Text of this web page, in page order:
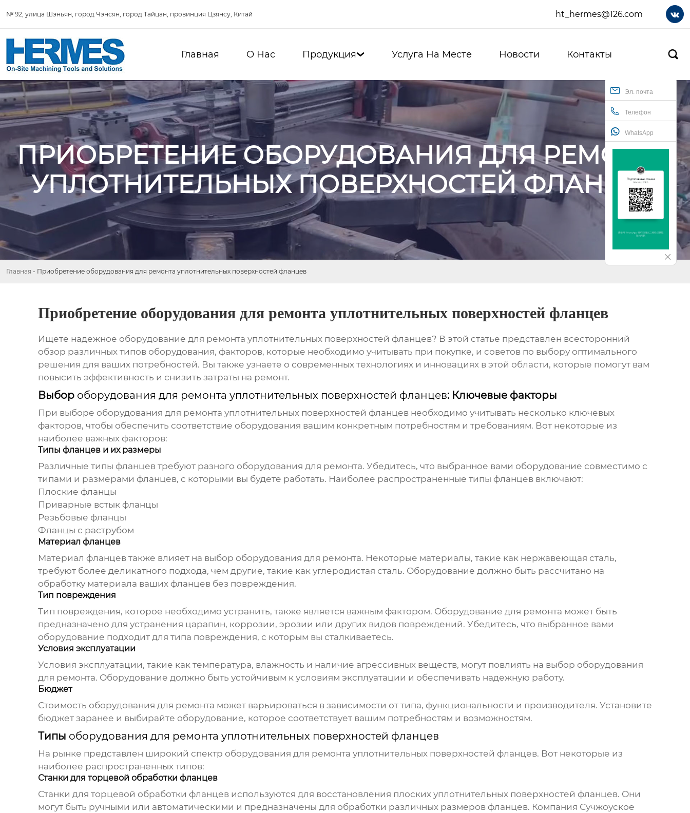
№ 92, улица Шэньян, город Чэнсян, город Тайцан, провинция Цзянсу, Китай ht_hermes@126.com 
Главная О Нас Продукция Услуга На Месте Новости Контакты 
Эл. почта
Телефон
WhatsApp
ПРИОБРЕТЕНИЕ ОБОРУДОВАНИЯ ДЛЯ РЕМОНТА
УПЛОТНИТЕЛЬНЫХ ПОВЕРХНОСТЕЙ ФЛАНЦЕВ
Главная - Приобретение оборудования для ремонта уплотнительных поверхностей фланцев
Приобретение оборудования для ремонта уплотнительных поверхностей фланцев
Ищете надежное оборудование для ремонта уплотнительных поверхностей фланцев? В этой статье представлен всесторонний
обзор различных типов оборудования, факторов, которые необходимо учитывать при покупке, и советов по выбору оптимального
решения для ваших потребностей. Вы также узнаете о современных технологиях и инновациях в этой области, которые помогут вам
повысить эффективность и снизить затраты на ремонт.
Выбор оборудования для ремонта уплотнительных поверхностей фланцев: Ключевые факторы
При выборе оборудования для ремонта уплотнительных поверхностей фланцевнеобходимо учитывать несколько ключевых
факторов, чтобы обеспечить соответствие оборудования вашим конкретным потребностям и требованиям. Вот некоторые из
наиболее важных факторов:
Типы фланцев и их размеры
Различные типы фланцев требуют разного оборудования для ремонта. Убедитесь, что выбранное вами оборудование совместимо с
типами и размерами фланцев, с которыми вы будете работать. Наиболее распространенные типы фланцев включают:
Плоские фланцы
Приварные встык фланцы
Резьбовые фланцы
Фланцы с раструбом
Материал фланцев
Материал фланцев также влияет на выбор оборудования для ремонта. Некоторые материалы, такие как нержавеющая сталь,
требуют более деликатного подхода, чем другие, такие как углеродистая сталь. Оборудование должно быть рассчитано на
обработку материала ваших фланцев без повреждения.
Тип повреждения
Тип повреждения, которое необходимо устранить, также является важным фактором. Оборудование для ремонта может быть
предназначено для устранения царапин, коррозии, эрозии или других видов повреждений. Убедитесь, что выбранное вами
оборудование подходит для типа повреждения, с которым вы сталкиваетесь.
Условия эксплуатации
Условия эксплуатации, такие как температура, влажность и наличие агрессивных веществ, могут повлиять на выбор оборудования
для ремонта. Оборудование должно быть устойчивым к условиям эксплуатации и обеспечивать надежную работу.
Бюджет
Стоимость оборудования для ремонта может варьироваться в зависимости от типа, функциональности и производителя. Установите
бюджет заранее и выбирайте оборудование, которое соответствует вашим потребностям и возможностям.
Типы оборудования для ремонта уплотнительных поверхностей фланцев
На рынке представлен широкий спектр оборудования для ремонта уплотнительных поверхностей фланцев. Вот некоторые из
наиболее распространенных типов:
Станки для торцевой обработки фланцев
Станки для торцевой обработки фланцев используются для восстановления плоских уплотнительных поверхностей фланцев. Они
могут быть ручными или автоматическими и предназначены для обработки различных размеров фланцев. Компания Сучжоуское